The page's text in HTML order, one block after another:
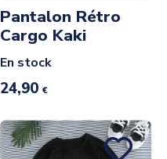
Pantalon Rétro
Cargo Kaki
En stock
24,90 €